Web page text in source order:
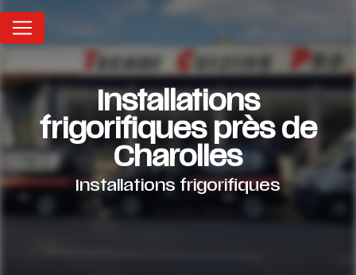
Installations
frigorifiques près de
Charolles
Installations frigorifiques
Panneau de gestion des cookies